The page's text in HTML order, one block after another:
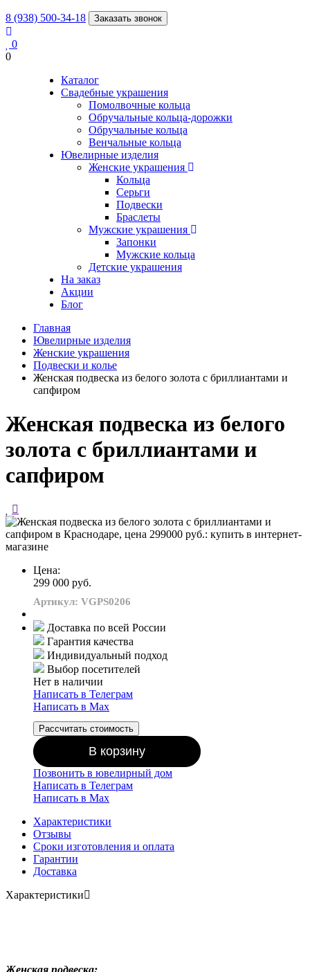
8 (938) 500-34-18 Заказать звонок
0
0
Каталог
Свадебные украшения
Помолвочные кольца
Обручальные кольца-дорожки
Обручальные кольца
Венчальные кольца
Ювелирные изделия
Женские украшения
Кольца
Серьги
Подвески
Браслеты
Мужские украшения
Запонки
Мужские кольца
Детские украшения
На заказ
Акции
Блог
Главная
Ювелирные изделия
Женские украшения
Подвески и колье
Женская подвеска из белого золота с бриллиантами и
сапфиром
Женская подвеска из белого
золота с бриллиантами и
сапфиром
Цена:
299 000 руб.
Артикул: VGPS0206
Доставка по всей России
Гарантия качества
Индивидуальный подход
Выбор посетителей
Нет в наличии
Написать в Телеграм
Написать в Мах
Рассчитать стоимость
В корзину
Позвонить в ювелирный дом
Написать в Телеграм
Написать в Мах
Характеристики
Отзывы
Сроки изготовления и оплата
Гарантии
Доставка
Характеристики
Женская подвеска: